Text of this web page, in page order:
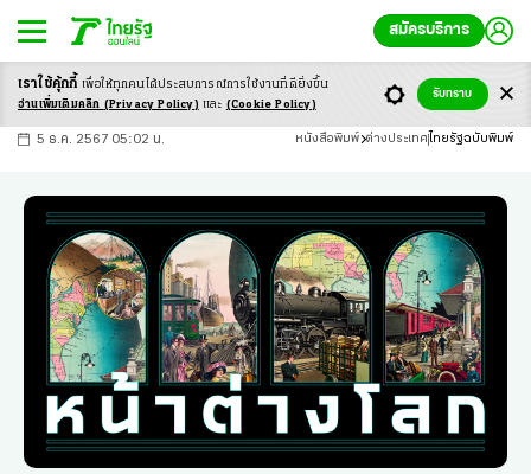
สมัครบริการ
-ก ก ก+
5 ธ.ค. 2567 05:02 น. หนังสือพิมพ์ ต่างประเทศ ไทยรัฐฉบับพิมพ์
เราใช้คุ้กกี้ เพื่อให้ทุกคนได้ประสบการณ์การใช้งานที่ดียิ่งขึ้น
อ่านเพิ่มเติมคลิก (Privacy Policy) และ (Cookie Policy)
รับทราบ